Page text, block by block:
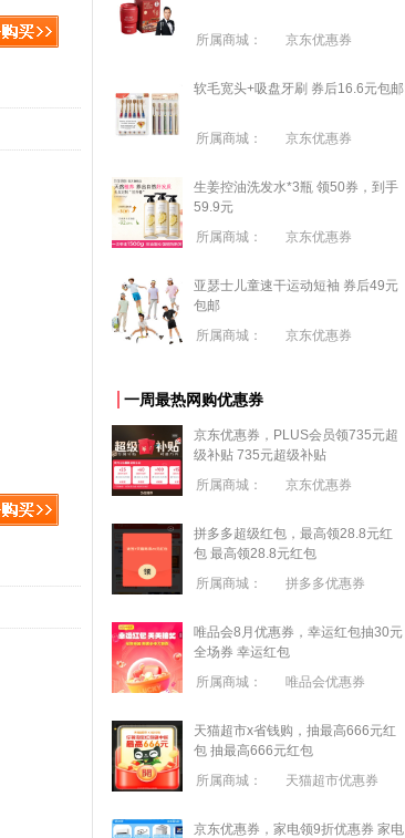
所属商城： 京东优惠券
软毛宽头+吸盘牙刷 券后16.6元包邮
所属商城： 京东优惠券
生姜控油洗发水*3瓶 领50券，到手
59.9元
所属商城：
京东优惠券
亚瑟士儿童速干运动短袖 券后49元
包邮
所属商城：
京东优惠券
一周最热网购优惠券
京东优惠券，PLUS会员领735元超
级补贴 735元超级补贴
所属商城：
京东优惠券
拼多多超级红包，最高领28.8元红
包 最高领28.8元红包
所属商城：
拼多多优惠券
唯品会8月优惠券，幸运红包抽30元
全场券 幸运红包
所属商城：
唯品会优惠券
天猫超市x省钱购，抽最高666元红
包 抽最高666元红包
所属商城：
天猫超市优惠券
京东优惠券，家电领9折优惠券 家电